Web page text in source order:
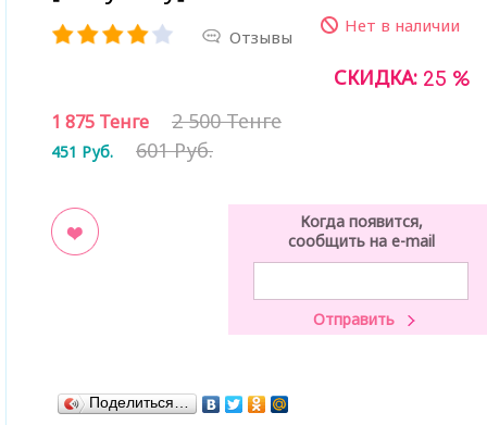
Отзывы
Нет в наличии
СКИДКА: 25 %
1 875 Тенге 2 500 Тенге
451 Руб. 601 Руб.
Когда появится,
сообщить на e-mail
Поделиться…